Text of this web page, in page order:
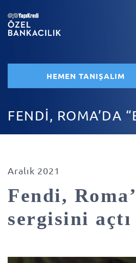
HEMEN TANIŞALIM
FENDİ, ROMA’DA
Aralık 2021
Fendi,
sergisini açtı